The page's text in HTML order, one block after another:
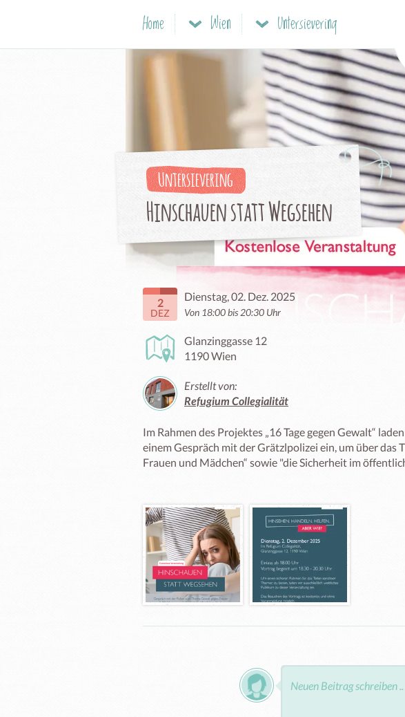
Home Wien Untersievering
Untersievering
Hinschauen statt Wegsehen
2
DEZ
Dienstag, 02. Dez. 2025
Von 18:00 bis 20:30 Uhr
Glanzinggasse 12
1190 Wien
Erstellt von:
Refugium Collegialität
Im Rahmen des Projektes „16 Tage gegen Gewalt“
einem Gespräch mit der Grätzlpolizei ein, um über das
Frauen und Mädchen“ sowie "die Sicherheit im